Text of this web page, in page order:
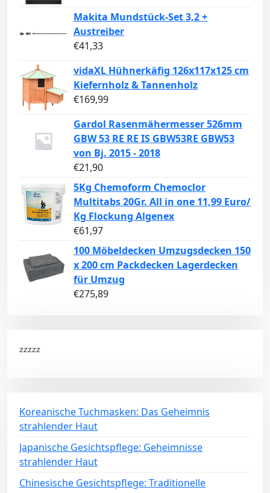
Makita Mundstück-Set 3,2 +
Austreiber
€41,33
vidaXL Hühnerkäfig 126x117x125 cm
Kiefernholz & Tannenholz
€169,99
Gardol Rasenmähermesser 526mm
GBW 53 RE RE IS GBW53RE GBW53
von Bj. 2015 - 2018
€21,90
5Kg Chemoform Chemoclor
Multitabs 20Gr. All in one 11,99 Euro/
Kg Flockung Algenex
€61,97
100 Möbeldecken Umzugsdecken 150
x 200 cm Packdecken Lagerdecken
für Umzug
€275,89
zzzzz
Koreanische Tuchmasken: Das Geheimnis
strahlender Haut
Japanische Gesichtspflege: Geheimnisse
strahlender Haut
Chinesische Gesichtspflege: Traditionelle